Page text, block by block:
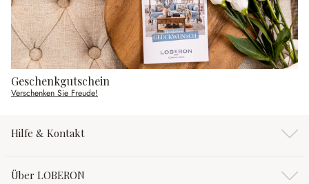
Geschenkgutschein
Verschenken Sie Freude!
Hilfe & Kontakt
Über LOBERON